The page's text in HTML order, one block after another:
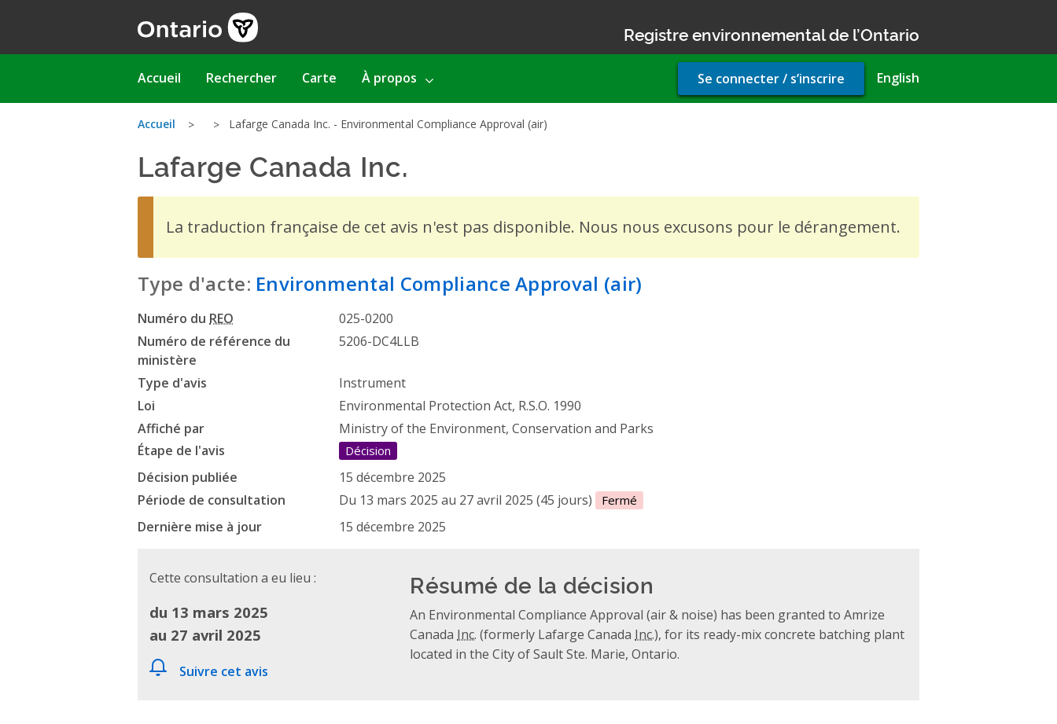
Registre environnemental de l’Ontario
Main
Accueil Rechercher Carte À propos English
User
account
Se connecter / s’inscrire
Vous
êtes
ici
Accueil Lafarge Canada Inc. - Environmental Compliance Approval (air)
Lafarge Canada Inc.
La traduction française de cet avis n'est pas disponible. Nous nous excusons pour le dérangement.
Type d'acte: Environmental Compliance Approval (air)
Numéro du REO
025-0200
Numéro de référence du
ministère
5206-DC4LLB
Type d'avis
Instrument
Loi
Environmental Protection Act, R.S.O. 1990
Affiché par
Ministry of the Environment, Conservation and Parks
Étape de l'avis
Décision
Décision publiée
15 décembre 2025
Période de consultation
Du 13 mars 2025 au 27 avril 2025 (45 jours) Fermé
Dernière mise à jour 15 décembre 2025
Cette consultation a eu lieu :
du 13 mars 2025
au 27 avril 2025
Suivre cet avis
Résumé de la décision
An Environmental Compliance Approval (air & noise) has been granted to Amrize
Canada Inc. (formerly Lafarge Canada Inc.), for its ready-mix concrete batching plant
located in the City of Sault Ste. Marie, Ontario.